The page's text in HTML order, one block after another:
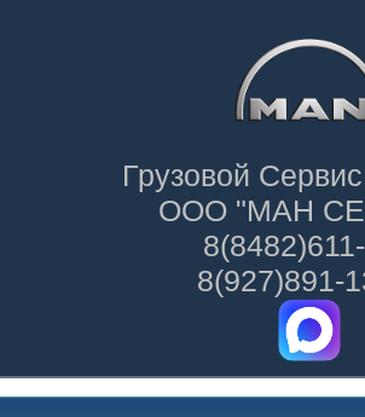
Грузовой
ООО "МАН
8(927)891-